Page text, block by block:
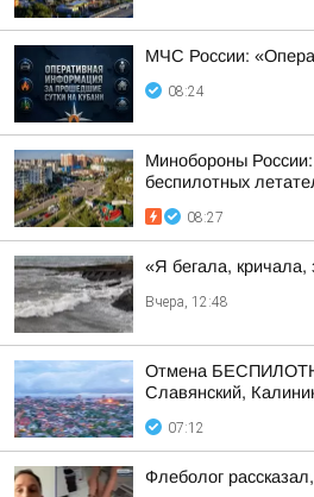
МЧС России:
08:24
Минобороны
беспилотных
08:27
«Я бегала, кричала,
Вчера, 12:48
Отмена
Славянский,
07:12
Флеболог